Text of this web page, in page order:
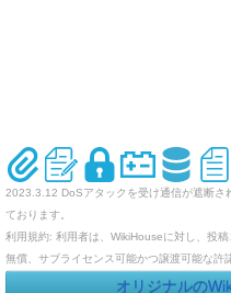
2023.3.12 DoSアタックを受け通信が遮断さ
ております。
利用規約: 利用者は、WikiHouseに対し、投
無償、サブライセンス可能かつ譲渡可能な許
オリジナルの